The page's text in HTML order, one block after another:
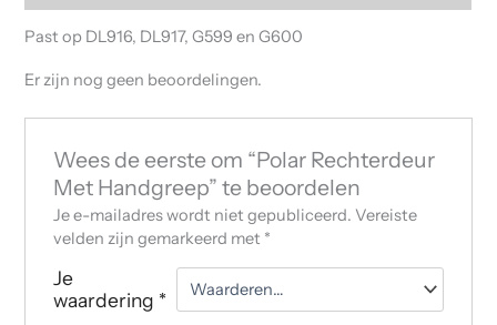
Past op DL916, DL917, G599 en G600
Er zijn nog geen beoordelingen.
Wees de eerste om “Polar Rechterdeur
Met Handgreep” te beoordelen
Je e-mailadres wordt niet gepubliceerd. Vereiste
velden zijn gemarkeerd met *
Je
waardering *